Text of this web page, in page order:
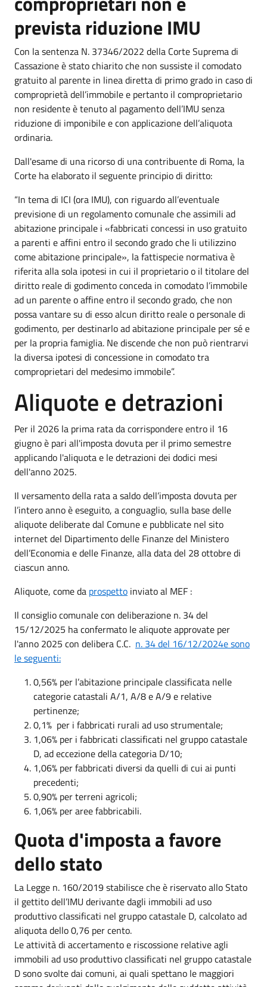
prevista riduzione IMU
Con la sentenza N. 37346/2022 della Corte Suprema di
Cassazione è stato chiarito che non sussiste il comodato
gratuito al parente in linea diretta di primo grado in caso di
comproprietà dell’immobile e pertanto il comproprietario
non residente è tenuto al pagamento dell’IMU senza
riduzione di imponibile e con applicazione dell’aliquota
ordinaria.
Dall'esame di una ricorso di una contribuente di Roma, la
Corte ha elaborato il seguente principio di diritto:
“In tema di ICI (ora IMU), con riguardo all’eventuale
previsione di un regolamento comunale che assimili ad
abitazione principale i «fabbricati concessi in uso gratuito
a parenti e affini entro il secondo grado che li utilizzino
come abitazione principale», la fattispecie normativa è
riferita alla sola ipotesi in cui il proprietario o il titolare del
diritto reale di godimento conceda in comodato l’immobile
ad un parente o affine entro il secondo grado, che non
possa vantare su di esso alcun diritto reale o personale di
godimento, per destinarlo ad abitazione principale per sé e
per la propria famiglia. Ne discende che non può rientrarvi
la diversa ipotesi di concessione in comodato tra
comproprietari del medesimo immobile”.
Aliquote e detrazioni
Per il 2026 la prima rata da corrispondere entro il 16
giugno è pari all'imposta dovuta per il primo semestre
applicando l'aliquota e le detrazioni dei dodici mesi
dell'anno 2025.
Il versamento della rata a saldo dell’imposta dovuta per
l’intero anno è eseguito, a conguaglio, sulla base delle
aliquote deliberate dal Comune e pubblicate nel sito
internet del Dipartimento delle Finanze del Ministero
dell’Economia e delle Finanze, alla data del 28 ottobre di
ciascun anno.
Aliquote, come da prospetto inviato al MEF :
Il consiglio comunale con deliberazione n. 34 del
15/12/2025 ha confermato le aliquote approvate per
l'anno 2025 con delibera C.C. n. 34 del 16/12/2024e sono
le seguenti:
0,56% per l’abitazione principale classificata nelle
categorie catastali A/1, A/8 e A/9 e relative
pertinenze;
0,1% per i fabbricati rurali ad uso strumentale;
1,06% per i fabbricati classificati nel gruppo catastale
D, ad eccezione della categoria D/10;
1,06% per fabbricati diversi da quelli di cui ai punti
precedenti;
0,90% per terreni agricoli;
1,06% per aree fabbricabili.
Quota d'imposta a favore
dello stato
La Legge n. 160/2019 stabilisce che è riservato allo Stato
il gettito dell’IMU derivante dagli immobili ad uso
produttivo classificati nel gruppo catastale D, calcolato ad
aliquota dello 0,76 per cento.
Le attività di accertamento e riscossione relative agli
immobili ad uso produttivo classificati nel gruppo catastale
D sono svolte dai comuni, ai quali spettano le maggiori